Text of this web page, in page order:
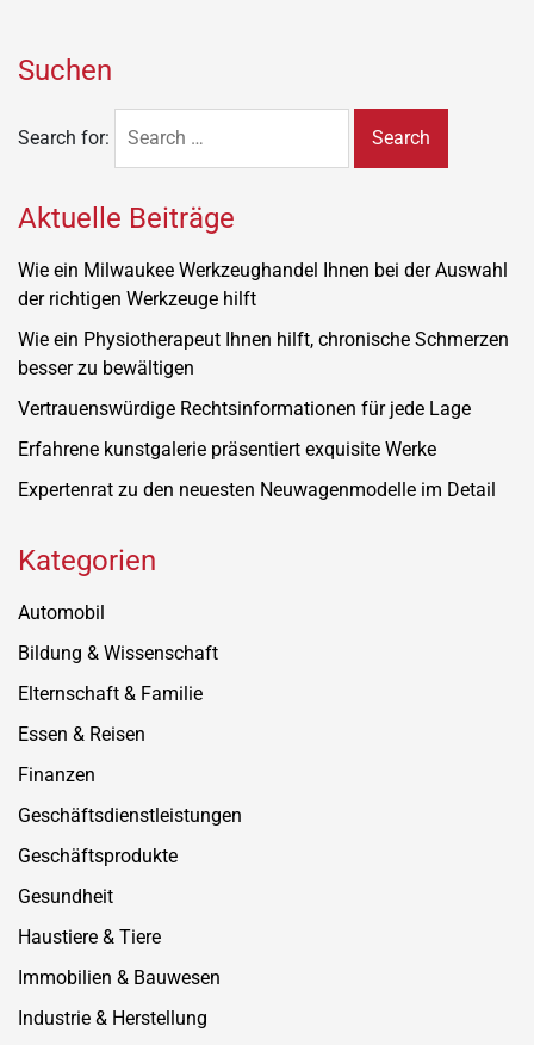
Suchen
Search for:
Aktuelle Beiträge
Wie ein Milwaukee Werkzeughandel Ihnen bei der Auswahl
der richtigen Werkzeuge hilft
Wie ein Physiotherapeut Ihnen hilft, chronische Schmerzen
besser zu bewältigen
Vertrauenswürdige Rechtsinformationen für jede Lage
Erfahrene kunstgalerie präsentiert exquisite Werke
Expertenrat zu den neuesten Neuwagenmodelle im Detail
Kategorien
Automobil
Bildung & Wissenschaft
Elternschaft & Familie
Essen & Reisen
Finanzen
Geschäftsdienstleistungen
Geschäftsprodukte
Gesundheit
Haustiere & Tiere
Immobilien & Bauwesen
Industrie & Herstellung